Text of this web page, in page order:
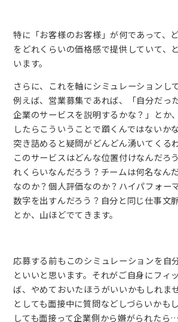
特に「お客様のお客様」が何であって、
をどれくらいの価格感で提供していて、
います。
さらに、これを軸にシミュレーションして
例えば、営業募集であれば、「自分だっ
企業のサービスを説明するかな？」とか
したらこういうことで躓くんではないか
突き詰めると疑問がどんどん湧いてくる
このサービスはどんな位置付けなんだろ
れくらいなんだろう？チームは何名なん
なのか？個人評価なのか？ハイパフォー
数字を出すんだろう？自分と同じ仕事文
とか、山ほどでてきます。
応募する前もこのシミュレーションを自
といいと思います。それがご自身にフィ
ば、やめておいたほうがいいかもしれま
としても面接中に質問などしづらいかも
しても面接って企業側から嫌がられたら